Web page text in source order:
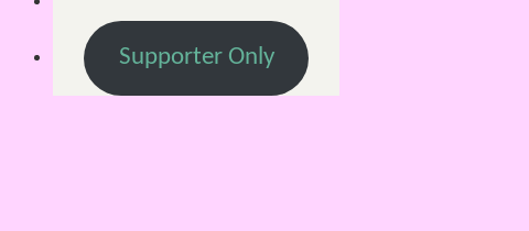
Supporter Only